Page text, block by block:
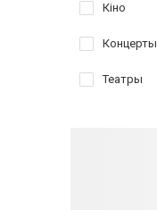
Кіно
Концерты
Театры